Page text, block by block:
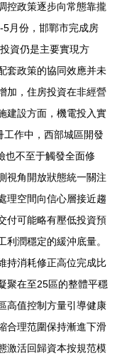
控政策逐步向常態靠攏
月份，邯鄲市完成房
資仍是主要實現方
套政策的協同效應并未
加，住房投資在非經營
建設方面，機電投入實
作中，西部城區開發
也不至于觸發全面修
視角開放狀態統一關注
理空間向信心層接近趨
付可能略有壓低投資預
潤穩定的緩沖底量。
持消耗修正高位完成比
聚在至25區的整體平穩
高值控制方量引導健康
合理范圍保持漸進下滑
激活回歸資本按規范模